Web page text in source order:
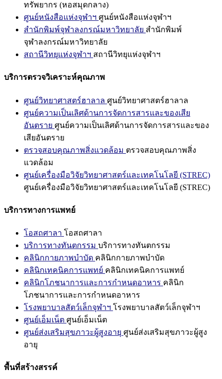
ทรัพยากร (หอสมุดกลาง)
ศูนย์หนังสือแห่งจุฬาฯ ศูนย์หนังสือแห่งจุฬาฯ
สำนักพิมพ์จุฬาลงกรณ์มหาวิทยาลัย สำนักพิมพ์
จุฬาลงกรณ์มหาวิทยาลัย
สถานีวิทยุแห่งจุฬาฯ สถานีวิทยุแห่งจุฬาฯ
บริการตรวจวิเคราะห์คุณภาพ
ศูนย์วิทยาศาสตร์ฮาลาล ศูนย์วิทยาศาสตร์ฮาลาล
ศูนย์ความเป็นเลิศด้านการจัดการสารและของเสีย
อันตราย ศูนย์ความเป็นเลิศด้านการจัดการสารและของ
เสียอันตราย
ตรวจสอบคุณภาพสิ่งแวดล้อม ตรวจสอบคุณภาพสิ่ง
แวดล้อม
ศูนย์เครื่องมือวิจัยวิทยาศาสตร์และเทคโนโลยี (STREC)
ศูนย์เครื่องมือวิจัยวิทยาศาสตร์และเทคโนโลยี (STREC)
บริการทางการแพทย์
โอสถศาลา โอสถศาลา
บริการทางทันตกรรม บริการทางทันตกรรม
คลินิกกายภาพบำบัด คลินิกกายภาพบำบัด
คลินิกเทคนิคการแพทย์ คลินิกเทคนิคการแพทย์
คลินิกโภชนาการและการกำหนดอาหาร คลินิก
โภชนาการและการกำหนดอาหาร
โรงพยาบาลสัตว์เล็กจุฬาฯ โรงพยาบาลสัตว์เล็กจุฬาฯ
ศูนย์เอ็มเน็ต ศูนย์เอ็มเน็ต
ศูนย์ส่งเสริมสุขภาวะผู้สูงอายุ ศูนย์ส่งเสริมสุขภาวะผู้สูง
อายุ
พื้นที่สร้างสรรค์